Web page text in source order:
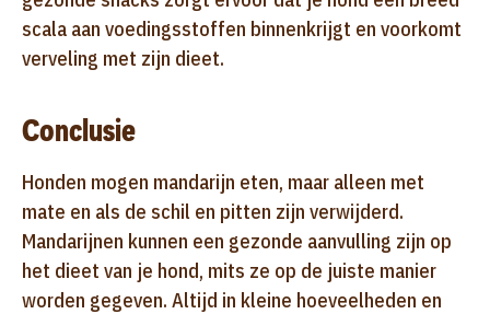
scala aan voedingsstoffen binnenkrijgt en voorkomt
verveling met zijn dieet.
Conclusie
Honden mogen mandarijn eten, maar alleen met
mate en als de schil en pitten zijn verwijderd.
Mandarijnen kunnen een gezonde aanvulling zijn op
het dieet van je hond, mits ze op de juiste manier
worden gegeven. Altijd in kleine hoeveelheden en